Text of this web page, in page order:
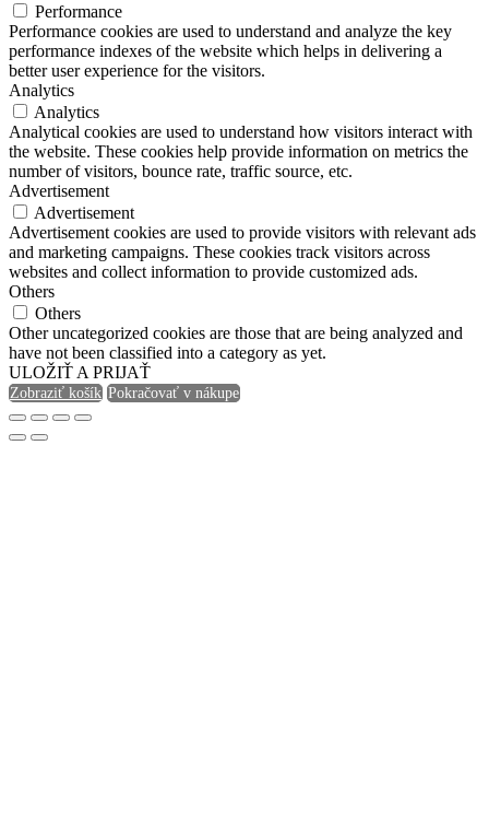
Performance
Performance cookies are used to understand and analyze the key
performance indexes of the website which helps in delivering a
better user experience for the visitors.
Analytics
Analytics
Analytical cookies are used to understand how visitors interact with
the website. These cookies help provide information on metrics the
number of visitors, bounce rate, traffic source, etc.
Advertisement
Advertisement
Advertisement cookies are used to provide visitors with relevant ads
and marketing campaigns. These cookies track visitors across
websites and collect information to provide customized ads.
Others
Others
Other uncategorized cookies are those that are being analyzed and
have not been classified into a category as yet.
ULOŽIŤ A PRIJAŤ
Zobraziť košík Pokračovať v nákupe